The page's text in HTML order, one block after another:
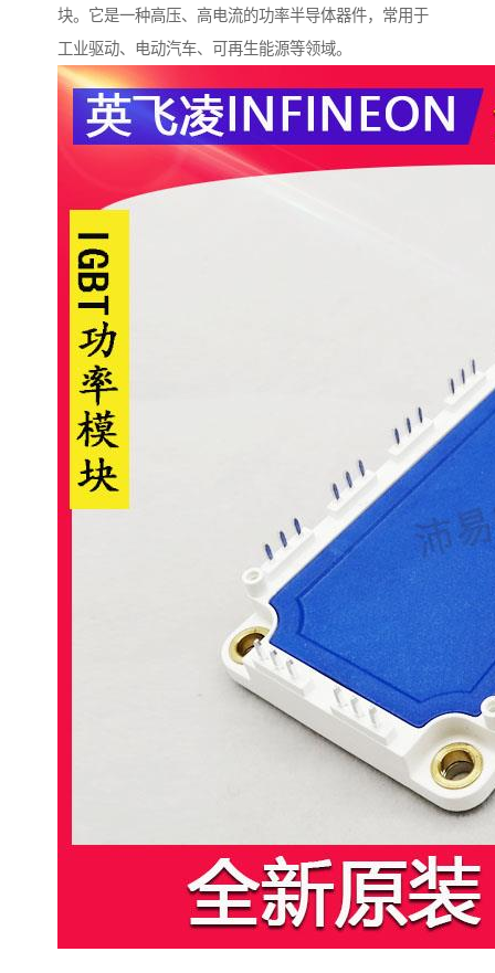
块。它是一种高压、高电流的功率半导体器件，常用于
工业驱动、电动汽车、可再生能源等领域。